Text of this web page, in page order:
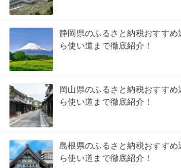
静岡県のふるさと納税おすす
ら使い道まで徹底紹介！
岡山県のふるさと納税おすす
ら使い道まで徹底紹介！
島根県のふるさと納税おすす
ら使い道まで徹底紹介！